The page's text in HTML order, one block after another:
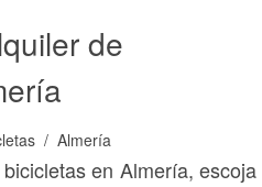
de
Almería
en Almería, escoja